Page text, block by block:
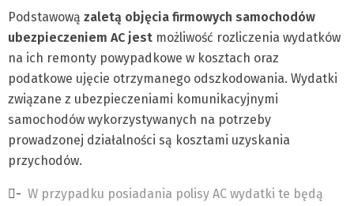
Podstawową zaletą objęcia firmowych samochodów
ubezpieczeniem AC jest możliwość rozliczenia wydatków
na ich remonty powypadkowe w kosztach oraz
podatkowe ujęcie otrzymanego odszkodowania. Wydatki
związane z ubezpieczeniami komunikacyjnymi
samochodów wykorzystywanych na potrzeby
prowadzonej działalności są kosztami uzyskania
przychodów.
- W przypadku posiadania polisy AC wydatki te będą